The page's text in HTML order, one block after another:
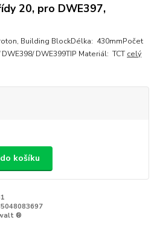
20, pro DWE397,
Building BlockDélka: 430mmPočet
DWE399TIP Materiál: TCT celý
košíku
®